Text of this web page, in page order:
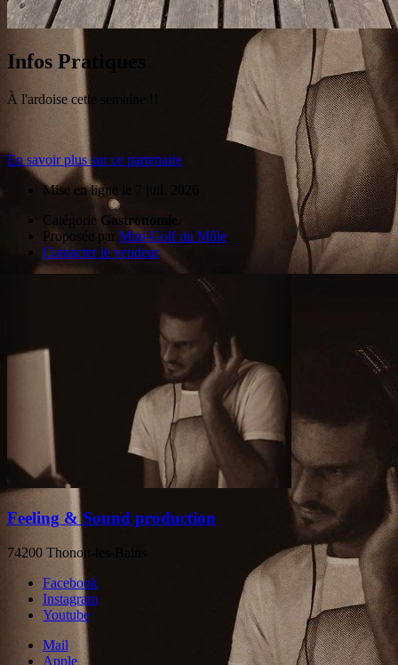
Infos Pratiques
À l'ardoise cette semaine !!
En savoir plus sur ce partenaire
Mise en ligne le 7 juil. 2026
Catégorie Gastronomie
Proposée par Mini-Golf du Môle
Contacter le vendeur
Feeling & Sound production
74200 Thonon-les-Bains
Facebook
Instagram
Youtube
Mail
Apple